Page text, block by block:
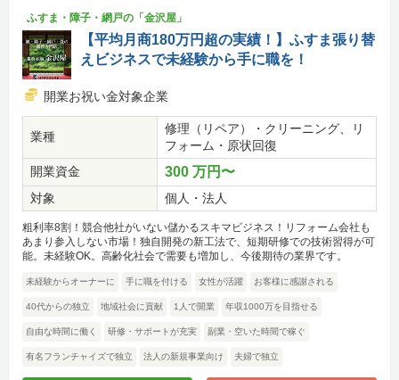
ふすま・障子・網戸の「金沢屋」
【平均月商180万円超の実績！】ふすま張り替
えビジネスで未経験から手に職を！
開業お祝い金対象企業
業種
修理（リペア）・クリーニング、リ
フォーム・原状回復
開業資金
300 万円〜
対象 個人・法人
粗利率8割！競合他社がいない儲かるスキマビジネス！リフォーム会社も
あまり参入しない市場！独自開発の新工法で、短期研修での技術習得が可
能。未経験OK。高齢化社会で需要も増加し、今後期待の業界です。
未経験からオーナーに 手に職を付ける 女性が活躍 お客様に感謝される
40代からの独立 地域社会に貢献 1人で開業 年収1000万を目指せる
自由な時間に働く 研修・サポートが充実 副業・空いた時間で稼ぐ
有名フランチャイズで独立 法人の新規事業向け 夫婦で独立